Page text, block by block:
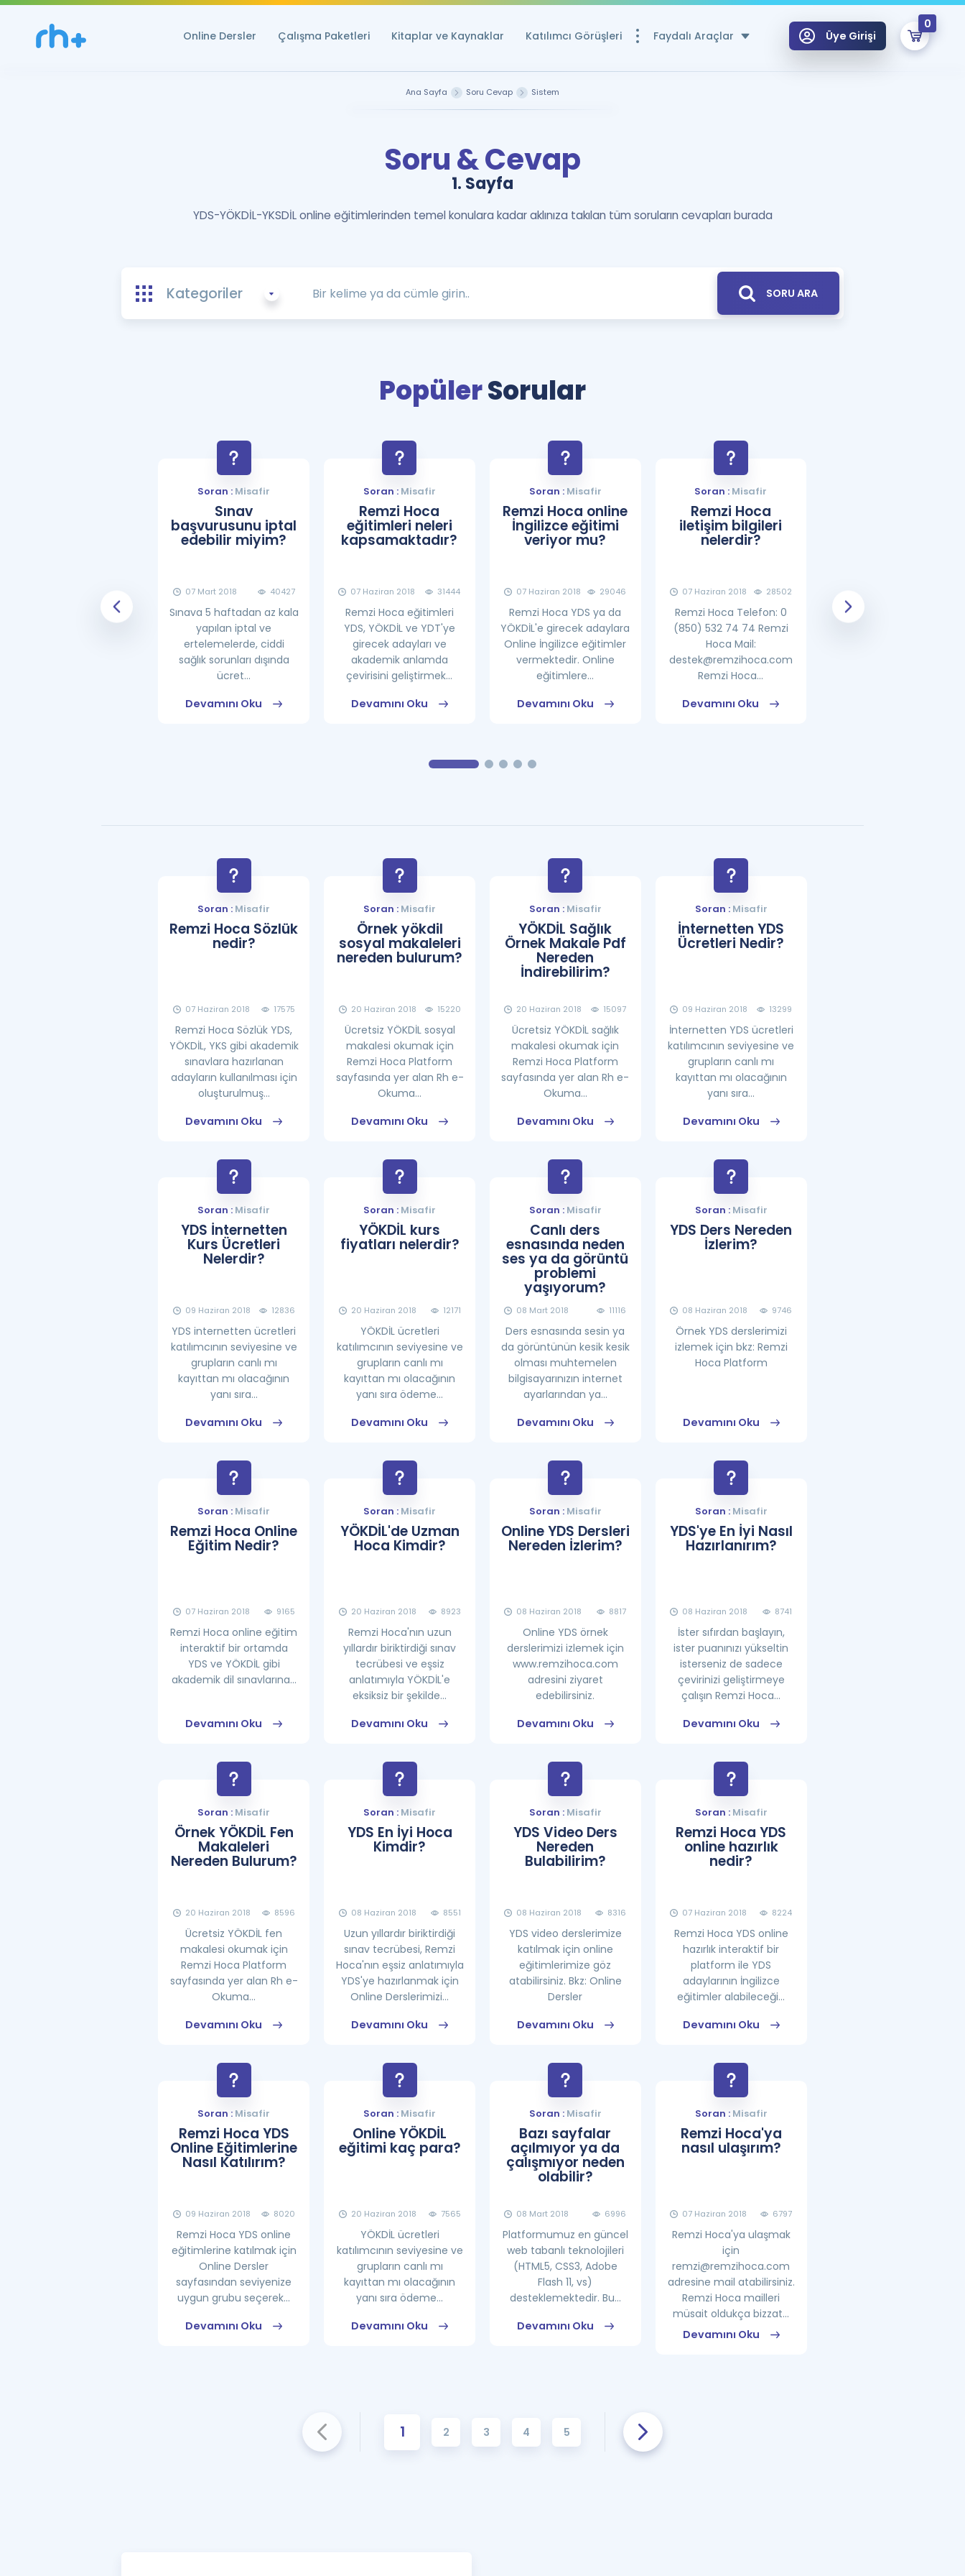
Online Dersler Çalışma Paketleri Kitaplar ve Kaynaklar Katılımcı Görüşleri Faydalı Araçlar
Ücretsiz Kaynaklar
İngilizce Sınavları için Özel Sözlük
YDS ve YÖKDİL Puan Hesaplama Aracı
Blog
İngilizce Gramer ve Konu Anlatımı
Üye Girişi
0
ÜYE DEĞİLİM
Remzi Hoca ile seni sınava hazırlayacak onlarca eğitim seni bekliyor!
Ana Sayfa Soru Cevap Sistem
Soru & Cevap
1. Sayfa
YDS-YÖKDİL-YKSDİL online eğitimlerinden temel konulara kadar aklınıza takılan tüm soruların cevapları burada
Kategoriler SORU ARA
PopülerSorular
Soran : Misafir
Sınav
başvurusunu iptal
edebilir miyim?
07 Mart 2018 40427
Sınava 5 haftadan az kala
yapılan iptal ve
ertelemelerde, ciddi
sağlık sorunları dışında
ücret...
Devamını Oku
Soran :Misafir
Remzi Hoca
eğitimleri neleri
kapsamaktadır?
07 Haziran 2018 31444
Remzi Hoca eğitimleri
YDS, YÖKDİL ve YDT'ye
girecek adayları ve
akademik anlamda
çevirisini geliştirmek...
Devamını Oku
Soran :Misafir
Remzi Hoca online
İngilizce eğitimi
veriyor mu?
07 Haziran 2018 29046
Remzi Hoca YDS ya da
YÖKDİL'e girecek adaylara
Online İngilizce eğitimler
vermektedir. Online
eğitimlere...
Devamını Oku
Soran : Misafir
Remzi Hoca
iletişim bilgileri
nelerdir?
07 Haziran 2018 28502
Remzi Hoca Telefon: 0
(850) 532 74 74 Remzi
Hoca Mail:
destek@remzihoca.com
Remzi Hoca...
Devamını Oku
Soran : Misafir
Remzi Hoca Sözlük
nedir?
07 Haziran 2018 17575
Remzi Hoca Sözlük YDS,
YÖKDİL, YKS gibi akademik
sınavlara hazırlanan
adayların kullanılması için
oluşturulmuş...
Devamını Oku
Soran : Misafir
Örnek yökdil
sosyal makaleleri
nereden bulurum?
20 Haziran 2018 15220
Ücretsiz YÖKDİL sosyal
makalesi okumak için
Remzi Hoca Platform
sayfasında yer alan Rh e-
Okuma...
Devamını Oku
Soran :Misafir
YÖKDİL Sağlık
Örnek Makale Pdf
Nereden
İndirebilirim?
20 Haziran 2018 15097
Ücretsiz YÖKDİL sağlık
makalesi okumak için
Remzi Hoca Platform
sayfasında yer alan Rh e-
Okuma...
Devamını Oku
Soran :Misafir
İnternetten YDS
Ücretleri Nedir?
09 Haziran 2018 13299
İnternetten YDS ücretleri
katılımcının seviyesine ve
grupların canlı mı
kayıttan mı olacağının
yanı sıra...
Devamını Oku
Soran : Misafir
YDS İnternetten
Kurs Ücretleri
Nelerdir?
09 Haziran 2018 12836
YDS internetten ücretleri
katılımcının seviyesine ve
grupların canlı mı
kayıttan mı olacağının
yanı sıra...
Devamını Oku
Soran : Misafir
YÖKDİL kurs
fiyatları nelerdir?
20 Haziran 2018 12171
YÖKDİL ücretleri
katılımcının seviyesine ve
grupların canlı mı
kayıttan mı olacağının
yanı sıra ödeme...
Devamını Oku
Soran :Misafir
Canlı ders
esnasında neden
ses ya da görüntü
problemi
yaşıyorum?
08 Mart 2018 11116
Ders esnasında sesin ya
da görüntünün kesik kesik
olması muhtemelen
bilgisayarınızın internet
ayarlarından ya...
Devamını Oku
Soran :Misafir
YDS Ders Nereden
İzlerim?
08 Haziran 2018 9746
Örnek YDS derslerimizi
izlemek için bkz: Remzi
Hoca Platform
Devamını Oku
Soran : Misafir
Remzi Hoca Online
Eğitim Nedir?
07 Haziran 2018 9165
Remzi Hoca online eğitim
interaktif bir ortamda
YDS ve YÖKDİL gibi
akademik dil sınavlarına...
Devamını Oku
Soran : Misafir
YÖKDİL'de Uzman
Hoca Kimdir?
20 Haziran 2018 8923
Remzi Hoca'nın uzun
yıllardır biriktirdiği sınav
tecrübesi ve eşsiz
anlatımıyla YÖKDİL'e
eksiksiz bir şekilde...
Devamını Oku
Soran :Misafir
Online YDS Dersleri
Nereden İzlerim?
08 Haziran 2018 8817
Online YDS örnek
derslerimizi izlemek için
www.remzihoca.com
adresini ziyaret
edebilirsiniz.
Devamını Oku
Soran :Misafir
YDS'ye En İyi Nasıl
Hazırlanırım?
08 Haziran 2018 8741
İster sıfırdan başlayın,
ister puanınızı yükseltin
isterseniz de sadece
çevirinizi geliştirmeye
çalışın Remzi Hoca...
Devamını Oku
Soran : Misafir
Örnek YÖKDİL Fen
Makaleleri
Nereden Bulurum?
20 Haziran 2018 8596
Ücretsiz YÖKDİL fen
makalesi okumak için
Remzi Hoca Platform
sayfasında yer alan Rh e-
Okuma...
Devamını Oku
Soran : Misafir
YDS En İyi Hoca
Kimdir?
08 Haziran 2018 8551
Uzun yıllardır biriktirdiği
sınav tecrübesi, Remzi
Hoca'nın eşsiz anlatımıyla
YDS'ye hazırlanmak için
Online Derslerimizi...
Devamını Oku
Soran :Misafir
YDS Video Ders
Nereden
Bulabilirim?
08 Haziran 2018 8316
YDS video derslerimize
katılmak için online
eğitimlerimize göz
atabilirsiniz. Bkz: Online
Dersler
Devamını Oku
Soran :Misafir
Remzi Hoca YDS
online hazırlık
nedir?
07 Haziran 2018 8224
Remzi Hoca YDS online
hazırlık interaktif bir
platform ile YDS
adaylarının İngilizce
eğitimler alabileceği...
Devamını Oku
Soran : Misafir
Remzi Hoca YDS
Online Eğitimlerine
Nasıl Katılırım?
09 Haziran 2018 8020
Remzi Hoca YDS online
eğitimlerine katılmak için
Online Dersler
sayfasından seviyenize
uygun grubu seçerek...
Devamını Oku
Soran : Misafir
Online YÖKDİL
eğitimi kaç para?
20 Haziran 2018 7565
YÖKDİL ücretleri
katılımcının seviyesine ve
grupların canlı mı
kayıttan mı olacağının
yanı sıra ödeme...
Devamını Oku
Soran :Misafir
Bazı sayfalar
açılmıyor ya da
çalışmıyor neden
olabilir?
08 Mart 2018 6996
Platformumuz en güncel
web tabanlı teknolojileri
(HTML5, CSS3, Adobe
Flash 11, vs)
desteklemektedir. Bu...
Devamını Oku
Soran :Misafir
Remzi Hoca'ya
nasıl ulaşırım?
07 Haziran 2018 6797
Remzi Hoca'ya ulaşmak
için
remzi@remzihoca.com
adresine mail atabilirsiniz.
Remzi Hoca mailleri
müsait oldukça bizzat...
Devamını Oku
1 2 3 4 5